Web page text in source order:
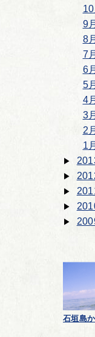
10
9月
8月
7月
6月
5月
4月
3月
2月
1月
石垣島